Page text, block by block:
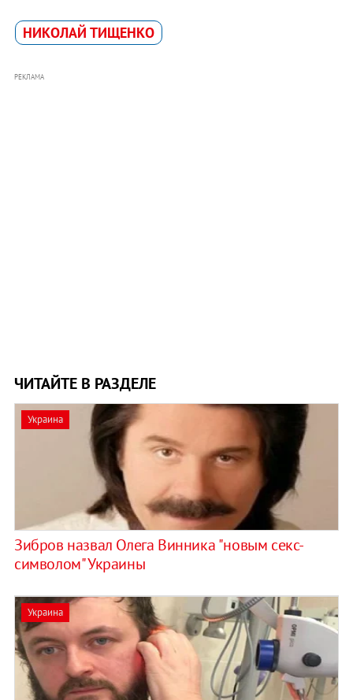
НИКОЛАЙ ТИЩЕНКО
РЕКЛАМА
ЧИТАЙТЕ В РАЗДЕЛЕ
Украина
Зибров назвал Олега Винника "новым секс-
символом" Украины
Украина